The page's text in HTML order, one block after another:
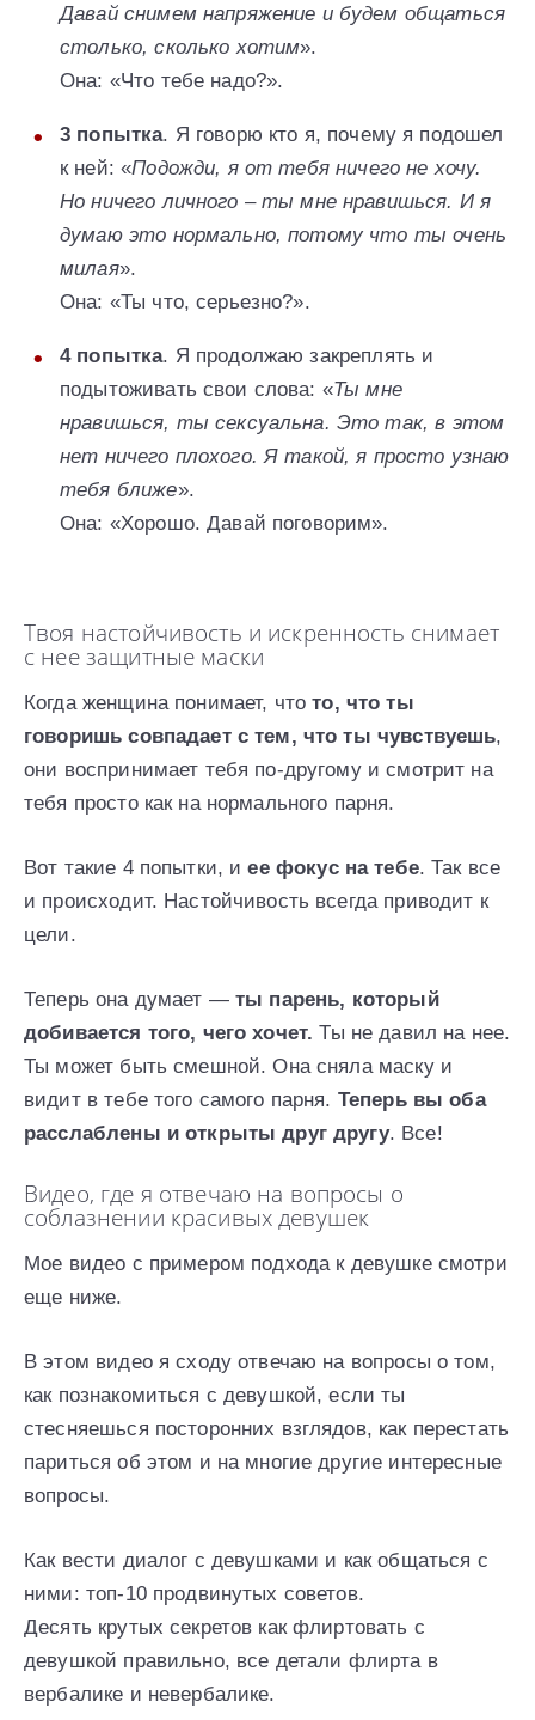
Давай снимем напряжение и будем общаться
столько, сколько хотим».
Она: «Что тебе надо?».
3 попытка. Я говорю кто я, почему я подошел
к ней: «Подожди, я от тебя ничего не хочу.
Но ничего личного – ты мне нравишься. И я
думаю это нормально, потому что ты очень
милая».
Она: «Ты что, серьезно?».
4 попытка. Я продолжаю закреплять и
подытоживать свои слова: «Ты мне
нравишься, ты сексуальна. Это так, в этом
нет ничего плохого. Я такой, я просто узнаю
тебя ближе».
Она: «Хорошо. Давай поговорим».
Твоя настойчивость и искренность снимает
с нее защитные маски
Когда женщина понимает, чтото, что ты
говоришь совпадает с тем, что ты чувствуешь,
они воспринимает тебя по-другому и смотрит на
тебя просто как на нормального парня.
Вот такие 4 попытки, иее фокус на тебе. Так все
и происходит. Настойчивость всегда приводит к
цели.
Теперь она думает — ты парень, который
добивается того, чего хочет. Ты не давил на нее.
Ты может быть смешной. Она сняла маску и
видит в тебе того самого парня. Теперь вы оба
расслаблены и открыты друг другу. Все!
Видео, где я отвечаю на вопросы о
соблазнении красивых девушек
Мое видео с примером подхода к девушке смотри
еще ниже.
В этом видео я сходу отвечаю на вопросы о том,
как познакомиться с девушкой, если ты
стесняешься посторонних взглядов, как перестать
париться об этом и на многие другие интересные
вопросы.
Как вести диалог с девушками и как общаться с
ними: топ-10 продвинутых советов.
Десять крутых секретов как флиртовать с
девушкой правильно, все детали флирта в
вербалике и невербалике.